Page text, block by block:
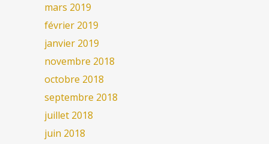
mars 2019
février 2019
janvier 2019
novembre 2018
octobre 2018
septembre 2018
juillet 2018
juin 2018